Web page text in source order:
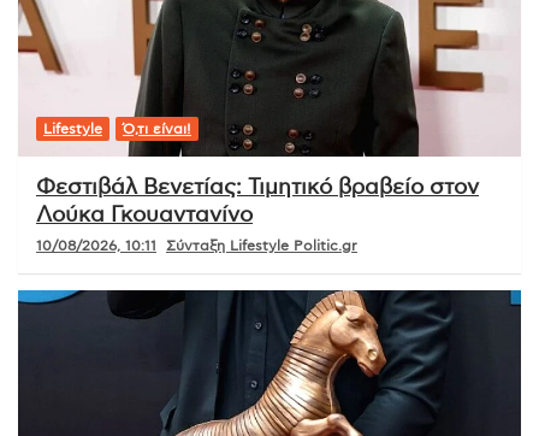
Lifestyle Ό,τι είναι!
Φεστιβάλ Βενετίας: Τιμητικό βραβείο στον
Λούκα Γκουαντανίνο
10/08/2026, 10:11 Σύνταξη Lifestyle Politic.gr